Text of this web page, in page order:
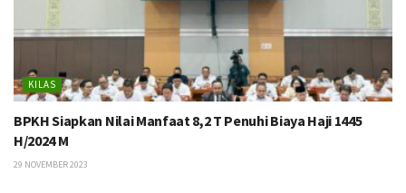
KILAS
BPKH Siapkan Nilai Manfaat 8,2 T Penuhi Biaya Haji 1445
H/2024 M
29 NOVEMBER 2023